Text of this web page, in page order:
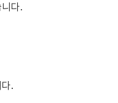
다.
.